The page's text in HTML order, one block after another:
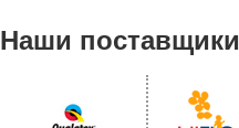
Наши поставщики